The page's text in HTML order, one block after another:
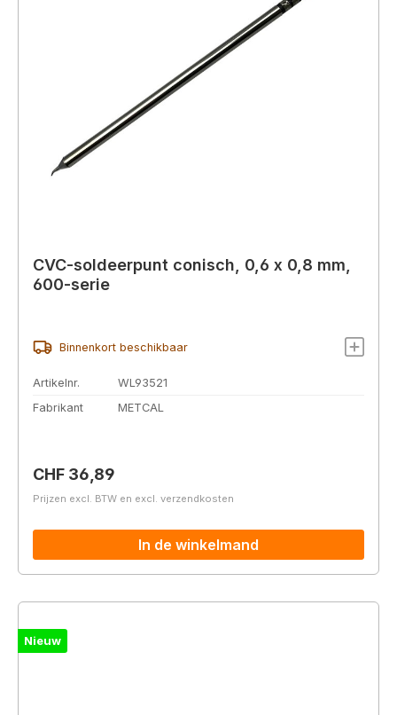
CVC-soldeerpunt conisch, 0,6 x 0,8 mm,
600-serie
Binnenkort beschikbaar
Artikelnr.
WL93521
Fabrikant
METCAL
Normale prijs:
CHF 36,89
Prijzen excl. BTW en excl. verzendkosten
In de winkelmand
Nieuw